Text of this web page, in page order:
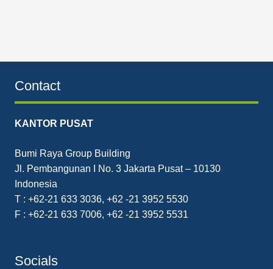
Contact
KANTOR PUSAT
Bumi Raya Group Building
Jl. Pembangunan I No. 3 Jakarta Pusat – 10130
Indonesia
T : +62-21 633 3036, +62 -21 3952 5530
F : +62-21 633 7006, +62 -21 3952 5531
Socials